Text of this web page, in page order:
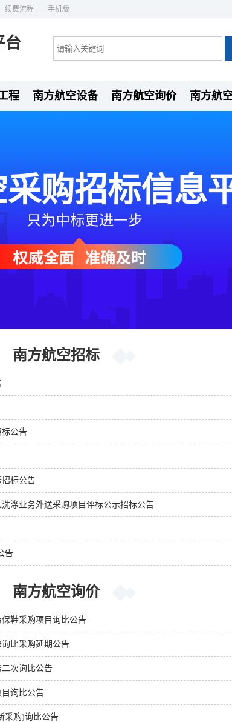
续费流程 手机版
台
程 南方航空设备 南方航空询价 南方航
购招标信息
南方航空招标
标公告
招标公告
涤业务外送采购项目评标公示招标公告
告
南方航空询价
鞋采购项目询比公告
比采购延期公告
次询比公告
询比公告
采购)询比公告